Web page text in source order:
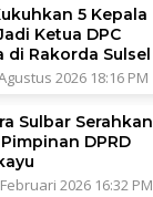
5 Kepala
Ketua DPC
di Rakorda Sulsel
2026 18:16 PM
Sulbar Serahkan
Pimpinan DPRD
2026 16:32 PM